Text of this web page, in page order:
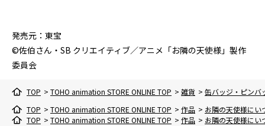
発売元：東宝
©佐伯さん・SB クリエイティブ／アニメ「お隣の天使様」製作
委員会
TOP > TOHO animation STORE ONLINE TOP > 雑貨 > 缶バッジ・ピンバ
TOP > TOHO animation STORE ONLINE TOP > 作品 > お隣の天使様にい
TOP > TOHO animation STORE ONLINE TOP > 作品 > お隣の天使様にい